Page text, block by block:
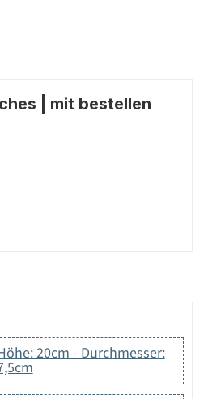
| mit bestellen
20cm - Durchmesser: